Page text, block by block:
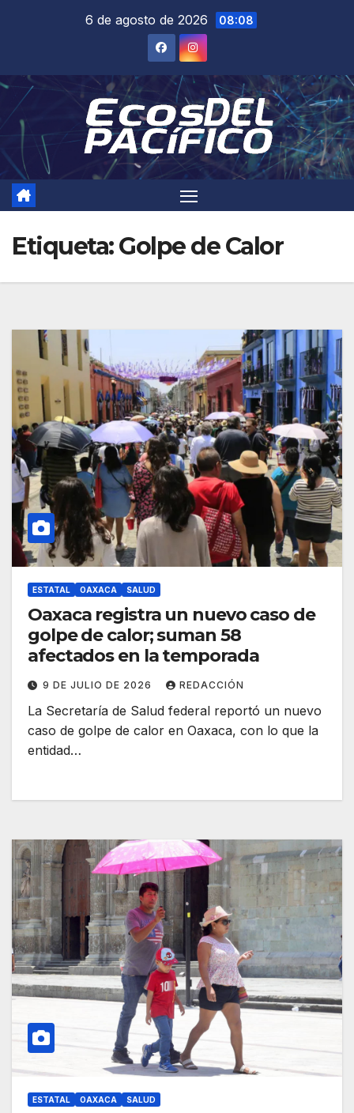
6 de agosto de 2026 08:08
Etiqueta:Golpe de Calor
ESTATAL OAXACA SALUD
Oaxaca registra un nuevo caso de
golpe de calor; suman 58
afectados en la temporada
9 DE JULIO DE 2026 REDACCIÓN
La Secretaría de Salud federal reportó un nuevo
caso de golpe de calor en Oaxaca, con lo que la
entidad…
ESTATAL OAXACA SALUD